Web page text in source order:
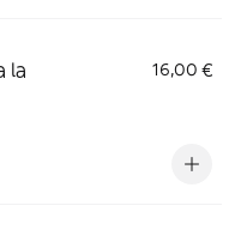
la
16,00 €